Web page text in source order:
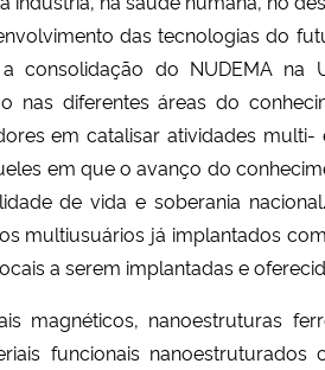
das tecnologias do
consolidação do NUDEMA
nas diferentes áreas do
em catalisar atividades
em que o avanço do
de vida e soberania
multiusuários já implantados
a serem implantadas e
magnéticos, nanoestruturas
funcionais